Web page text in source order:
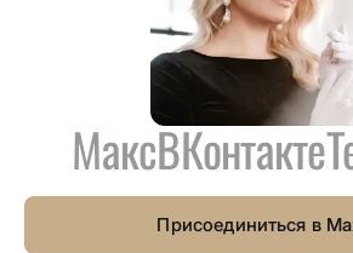
МаксВКонтакте
Присоединиться в